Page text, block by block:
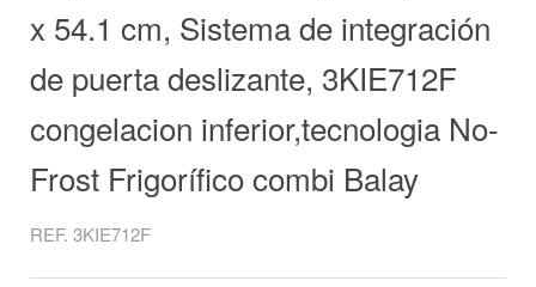
x 54.1 cm, Sistema de integración
de puerta deslizante, 3KIE712F
congelacion inferior,tecnologia No-
Frost Frigorífico combi Balay
REF. 3KIE712F